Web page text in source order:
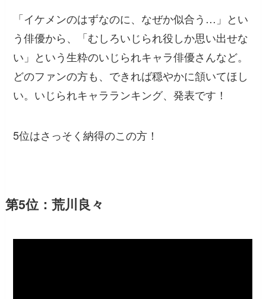
「イケメンのはずなのに、なぜか似合う…」とい
う俳優から、「むしろいじられ役しか思い出せな
い」という生粋のいじられキャラ俳優さんなど。
どのファンの方も、できれば穏やかに頷いてほし
い。いじられキャラランキング、発表です！
5位はさっそく納得のこの方！
第5位：荒川良々